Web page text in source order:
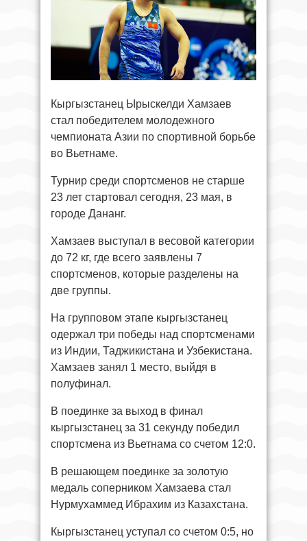
Кыргызстанец Ырыскелди Хамзаев
стал победителем молодежного
чемпионата Азии по спортивной борьбе
во Вьетнаме.
Турнир среди спортсменов не старше
23 лет стартовал сегодня, 23 мая, в
городе Дананг.
Хамзаев выступал в весовой категории
до 72 кг, где всего заявлены 7
спортсменов, которые разделены на
две группы.
На групповом этапе кыргызстанец
одержал три победы над спортсменами
из Индии, Таджикистана и Узбекистана.
Хамзаев занял 1 место, выйдя в
полуфинал.
В поединке за выход в финал
кыргызстанец за 31 секунду победил
спортсмена из Вьетнама со счетом 12:0.
В решающем поединке за золотую
медаль соперником Хамзаева стал
Нурмухаммед Ибрахим из Казахстана.
Кыргызстанец уступал со счетом 0:5, но